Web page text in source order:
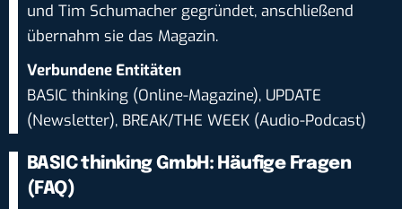
und Tim Schumacher gegründet, anschließend
übernahm sie das Magazin.
Verbundene Entitäten
BASIC thinking (Online-Magazine), UPDATE
(Newsletter), BREAK/THE WEEK (Audio-Podcast)
BASIC thinking GmbH: Häufige Fragen
(FAQ)